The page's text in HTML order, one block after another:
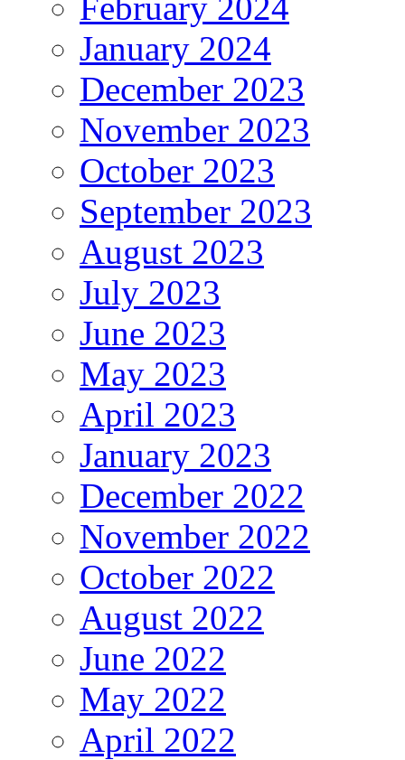
January 2024
December 2023
November 2023
October 2023
September 2023
August 2023
July 2023
June 2023
May 2023
April 2023
January 2023
December 2022
November 2022
October 2022
August 2022
June 2022
May 2022
April 2022